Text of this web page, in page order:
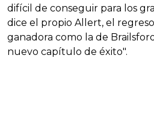
difícil de conseguir para los
dice el propio Allert, el
ganadora como la de
nuevo capítulo de éxito".